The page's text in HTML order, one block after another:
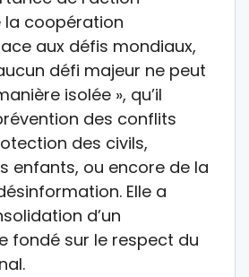
la coopération
aux défis mondiaux,
défi majeur ne peut
isolée », qu’il
des conflits
des civils,
enfants, ou encore de la
Elle a
d’un
fondé sur le respect du